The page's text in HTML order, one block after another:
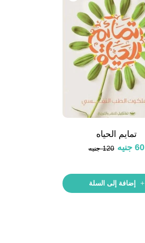
تمايم الحياه
120 جنيه 60 جنيه
إضافة إلى السلة